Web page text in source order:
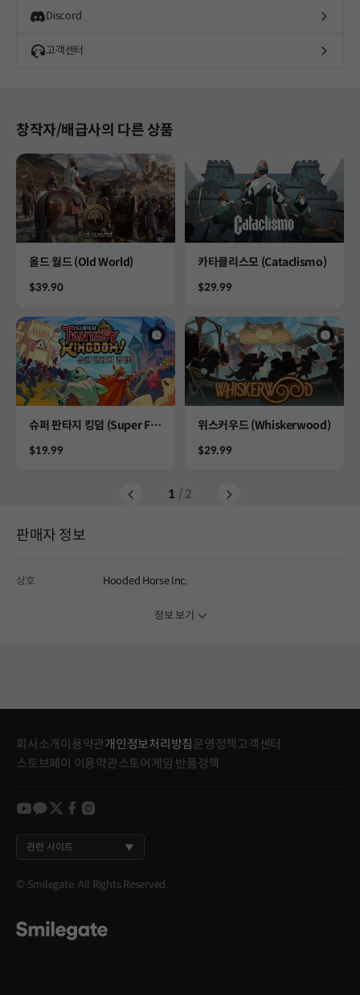
Discord
고객센터
창작자/배급사의 다른 상품
Product
올드 월드 (Old World)
Price
$39.90
Product
카타클리스모 (Cataclismo)
Price
$29.99
Product
슈퍼 판타지 킹덤 (Super Fa
Price
$19.99
Product
위스커우드 (Whiskerwood)
Price
$29.99
1 / 2
판매자 정보
상호 Hooded Horse Inc.
정보 보기
회사소개 이용약관개인정보처리방침 운영정책고객센터
스토브페이 이용약관스토어게임 반품정책
youtube
kakao
twitter
facebook
instagram
관련 사이트
© Smilegate. All Rights Reserved.